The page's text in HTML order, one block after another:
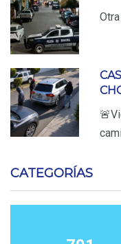
CATEGORÍAS